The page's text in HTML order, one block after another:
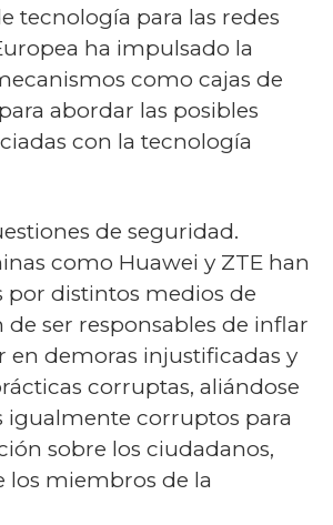
tecnología para las redes
ha impulsado la
como cajas de
abordar las posibles
con la tecnología
de seguridad.
como Huawei y ZTE han
por distintos medios de
ser responsables de inflar
en demoras injustificadas y
corruptas, aliándose
igualmente corruptos para
sobre los ciudadanos,
los miembros de la